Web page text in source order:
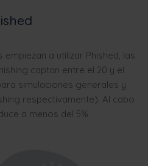
a utilizar Phished, las
captan entre el 20 y el
simulaciones generales y
respectivamente). Al cabo
a menos del 5%